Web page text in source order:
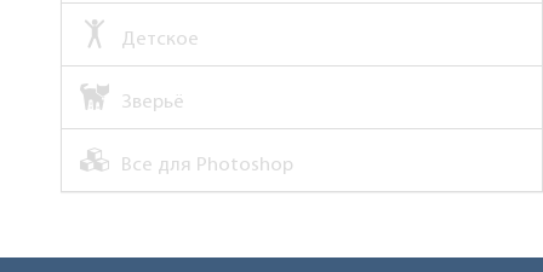
Детское
Зверьё
Все для Photoshop